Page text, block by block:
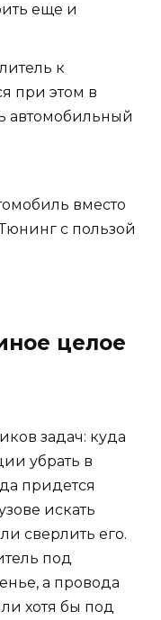
еще и
к
при этом в
автомобильный
целое
задач: куда
убрать в
придется
искать
сверлить его.
под
а провода
хотя бы под